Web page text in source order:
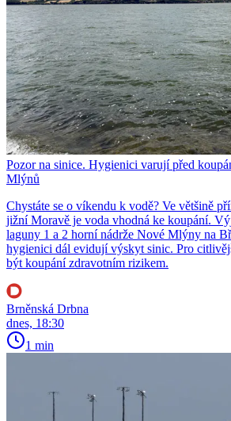
Pozor na sinice. Hygienici varují před
Mlýnů
Chystáte se o víkendu k vodě? Ve většině
jižní Moravě je voda vhodná ke koupání.
laguny 1 a 2 horní nádrže Nové Mlýny na
hygienici dál evidují výskyt sinic. Pro
být koupání zdravotním rizikem.
Brněnská Drbna
dnes, 18:30
1 min